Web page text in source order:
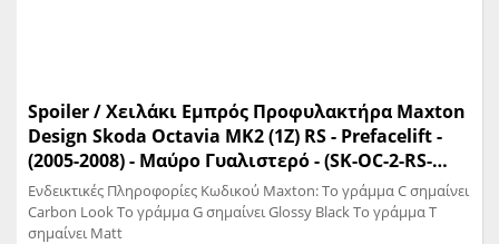
Spoiler / Χειλάκι Εμπρός Προφυλακτήρα Maxton
Design Skoda Octavia MK2 (1Z) RS - Prefacelift -
(2005-2008) - Μαύρο Γυαλιστερό - (SK-OC-2-RS-
FD1G)
Ενδεικτικές Πληροφορίες Κωδικού Maxton: Το γράμμα C σημαίνει
Carbon Look Το γράμμα G σημαίνει Glossy Black Το γράμμα T
σημαίνει Matt